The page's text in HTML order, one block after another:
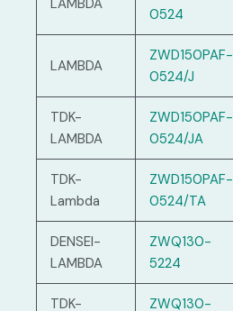
LAMBDA
0524
LAMBDA
ZWD150PAF-
0524/J
TDK-
LAMBDA
ZWD150PAF-
0524/JA
TDK-
Lambda
ZWD150PAF-
0524/TA
DENSEI-
LAMBDA
ZWQ130-
5224
TDK-
ZWQ130-